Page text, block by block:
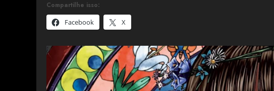
Compartilhe isso:
Facebook
X